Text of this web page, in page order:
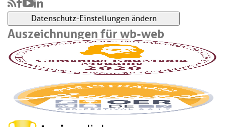
Datenschutz-Einstellungen ändern
Auszeichnungen für wb-web